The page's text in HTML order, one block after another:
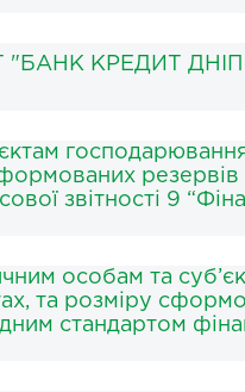
"БАНК КРЕДИТ
резервів
звітності 9
особам та
та розміру
стандартом